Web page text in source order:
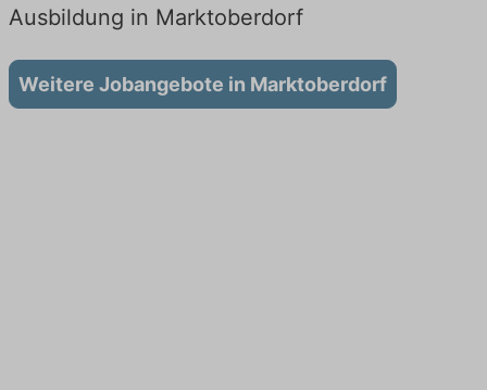
Ausbildung in Marktoberdorf
Weitere Jobangebote in Marktoberdorf